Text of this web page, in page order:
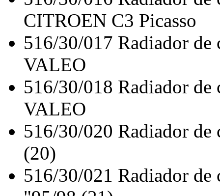
CITROEN C3 Picasso
516/30/017 Radiador de
VALEO
516/30/018 Radiador de
VALEO
516/30/020 Radiador
(20)
516/30/021 Radiador de